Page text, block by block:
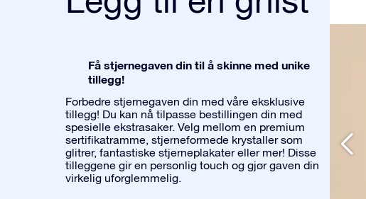
Få stjernegaven din til å skinne med unike
tillegg!
Forbedre stjernegaven din med våre eksklusive
tillegg! Du kan nå tilpasse bestillingen din med
spesielle ekstrasaker. Velg mellom en premium
sertifikatramme, stjerneformede krystaller som
glitrer, fantastiske stjerneplakater eller mer! Disse
tilleggene gir en personlig touch og gjør gaven din
virkelig uforglemmelig.